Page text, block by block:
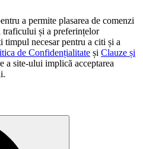
a permite plasarea de comenzi
traficului și a preferințelor
necesar pentru a citi și a
de Confidențialitate și Clauze și
a site-ului implică acceptarea